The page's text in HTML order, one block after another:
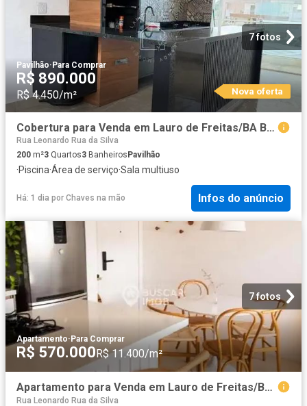
7 fotos
Pavilhão·Para Comprar
R$ 890.000
R$ 4.450/m² Nova oferta
Cobertura para Venda em Lauro de Freitas/BA Buraquinho 3 Quartos
Rua Leonardo Rua da Silva
200 m²3 Quartos3 Banheiros Pavilhão
·Piscina·Área de serviço·Sala multiuso
Há: 1 dia por Chaves na mão Infos do anúncio
7 fotos
Apartamento· Para Comprar
R$ 570.000R$ 11.400/m²
Apartamento para Venda em Lauro de Freitas/BA Vilas do Atlantico 2 Quartos
Rua Leonardo Rua da Silva